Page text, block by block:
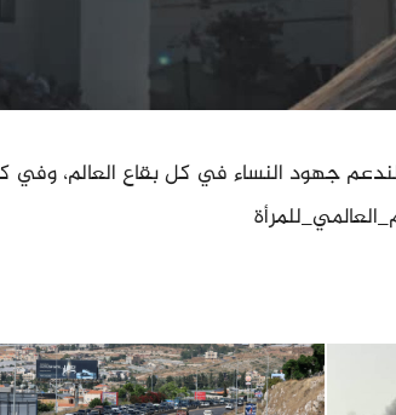
لندعم جهود النساء في كل بقاع العالم،